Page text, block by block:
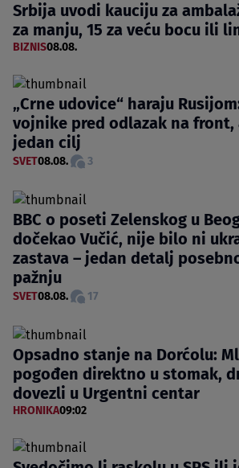
Srbija uvodi kauciju za
za manju, 15 za veću bocu ili
BIZNIS08.08.
„Crne udovice“ haraju
vojnike pred odlazak na front,
jedan cilj
SVET08.08. 3
BBC o poseti Zelenskog u
dočekao Vučić, nije bilo ni
zastava – jedan detalj
pažnju
SVET08.08. 17
Opsadno stanje na Dorćolu:
pogođen direktno u stomak,
dovezli u Urgentni centar
HRONIKA09:02